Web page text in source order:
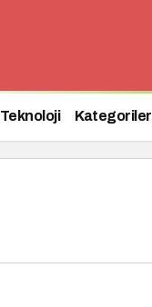
Teknoloji Kategoriler